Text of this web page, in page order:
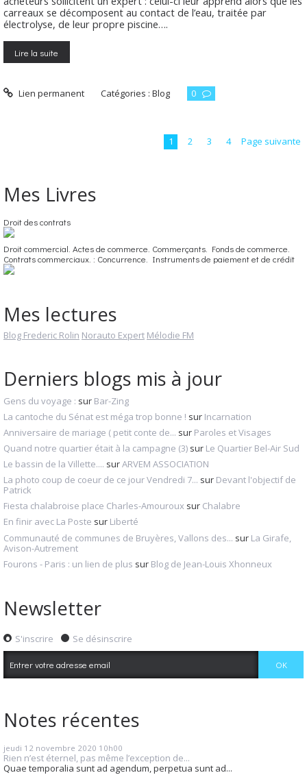
carreaux se décomposent au contact de l’eau, traitée par
électrolyse, de leur propre piscine….
Lire la suite
Lien permanent Catégories :Blog 0
1 2 3 4 Page suivante
Mes Livres
Droit des contrats
Droit commercial. Actes de commerce. Commerçants. Fonds de commerce.
Contrats commerciaux. : Concurrence. Instruments de paiement et de crédit
Mes lectures
Blog Frederic Rolin Norauto Expert Mélodie FM
Derniers blogs mis à jour
Gens du voyage : sur Bar-Zing
La cantoche du Sénat est méga trop bonne ! sur Incarnation
Anniversaire de mariage ( petit conte de... sur Paroles et Visages
Quand notre quartier était à la campagne (3) sur Le Quartier Bel-Air Sud
Le bassin de la Villette.... surARVEM ASSOCIATION
La photo coup de coeur de ce jour Vendredi 7... sur Devant l'objectif de
Patrick
Fiesta chalabroise place Charles-Amouroux sur Chalabre
En finir avec La Poste sur Liberté
Communauté de communes de Bruyères, Vallons des... sur La Girafe,
Avison-Autrement
Fourons - Paris : un lien de plus sur Blog de Jean-Louis Xhonneux
Newsletter
S'inscrire Se désinscrire
Notes récentes
jeudi 12 novembre 2020 10h00
Rien n’est éternel, pas même l’exception de...
Quae temporalia sunt ad agendum, perpetua sunt ad...